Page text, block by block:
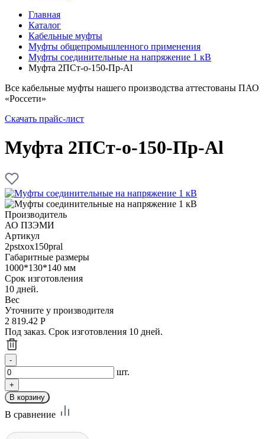
Главная
Каталог
Кабельные муфты
Муфты общепромышленного применения
Муфты соединительные на напряжение 1 кВ
Муфта 2ПСт-о-150-Пр-Al
Все кабельные муфты нашего производства аттестованы ПАО
«Россети»
Скачать прайс-лист
Муфта 2ПСт-о-150-Пр-Al
Производитель
АО ПЗЭМИ
Артикул
2pstxox150pral
Габаритные размеры
1000*130*140 мм
Срок изготовления
10 дней.
Вес
Уточните у производителя
2 819.42 Р
Под заказ. Срок изготовления 10 дней.
шт.
В сравнение